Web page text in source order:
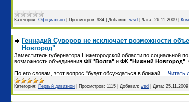
Категория: Официально Просмотров: 984 Добавил: wsd Дата: 26.11.2009
Геннадий Суворов не исключает возможности
Новгород"
Заместитель губернатора Нижегородской области по социальной
возможности объединения ФК "Волга" и ФК "Нижний Новгород"
По его словам, этот вопрос "будет обсуждаться в ближай
Читать
Категория: Первый дивизион Просмотров: 1115 Добавил: wsd Дата: 25.11.2009